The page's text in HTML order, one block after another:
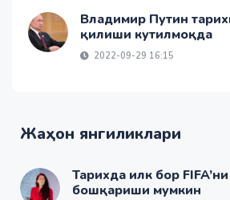
Владимир Путин
қилиши кутилмоқда
2022-09-29 16:15
Жаҳон янгиликлари
Тарихда илк бор
бошқариши мумкин